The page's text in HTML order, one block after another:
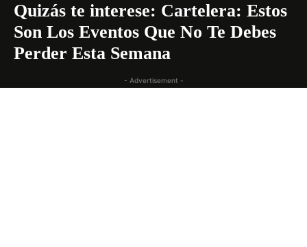
Quizás te interese: Cartelera: Estos
Son Los Eventos Que No Te Debes
Perder Esta Semana
- Advertisement -